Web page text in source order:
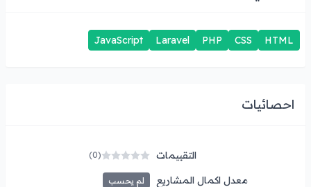
HTML
CSS
PHP
Laravel
JavaScript
احصائيات
التقييمات (0)
معدل اكمال المشاريع لم يحسب